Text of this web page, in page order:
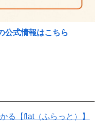
公式情報はこちら
る【flat（ふらっと）】